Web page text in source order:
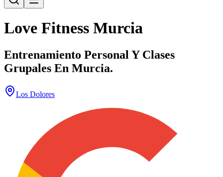
Love Fitness Murcia
Entrenamiento Personal Y Clases
Grupales En Murcia.
Los Dolores